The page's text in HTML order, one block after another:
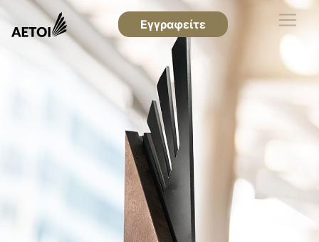
Εγγραφείτε